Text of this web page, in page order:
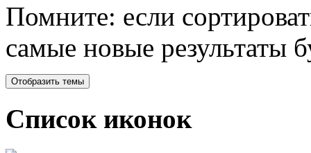
Помните: если
самые новые результаты
Список иконок